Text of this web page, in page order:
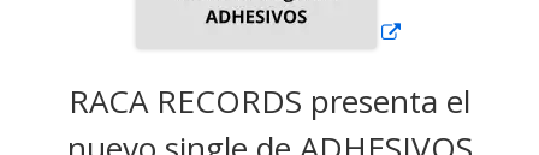
RACA RECORDS presenta el